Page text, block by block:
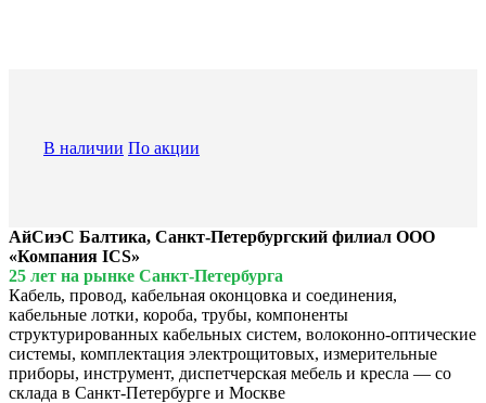
В наличии По акции
АйСиэС Балтика, Санкт-Петербургский филиал ООО
«Компания ICS»
25 лет на рынке Санкт-Петербурга
Кабель, провод, кабельная оконцовка и соединения,
кабельные лотки, короба, трубы, компоненты
структурированных кабельных систем, волоконно-оптические
системы, комплектация электрощитовых, измерительные
приборы, инструмент, диспетчерская мебель и кресла — со
склада в Санкт-Петербурге и Москве